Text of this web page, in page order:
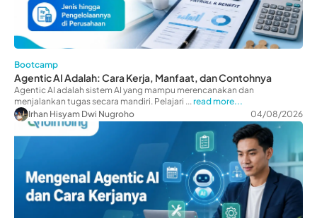
Bootcamp
Agentic AI Adalah: Cara Kerja, Manfaat, dan Contohnya
Agentic AI adalah sistem AI yang mampu merencanakan dan
menjalankan tugas secara mandiri. Pelajari ...read more...
Irhan Hisyam Dwi Nugroho
04/08/2026